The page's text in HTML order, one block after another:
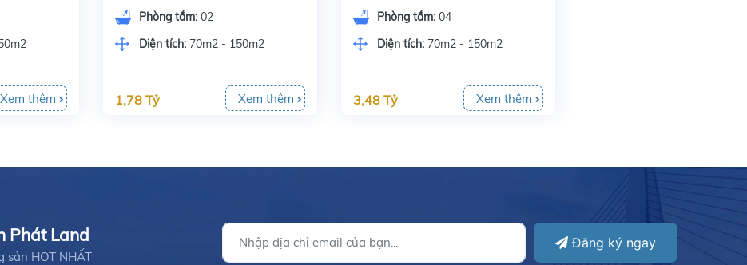
Xem thêm
Phòng tắm: 02
Diện tích: 70m2 - 150m2
1,78 Tỷ Xem thêm
Phòng tắm: 04
Diện tích: 70m2 - 150m2
3,48 Tỷ Xem thêm
Phát Land
sản HOT NHẤT
Đăng ký ngay